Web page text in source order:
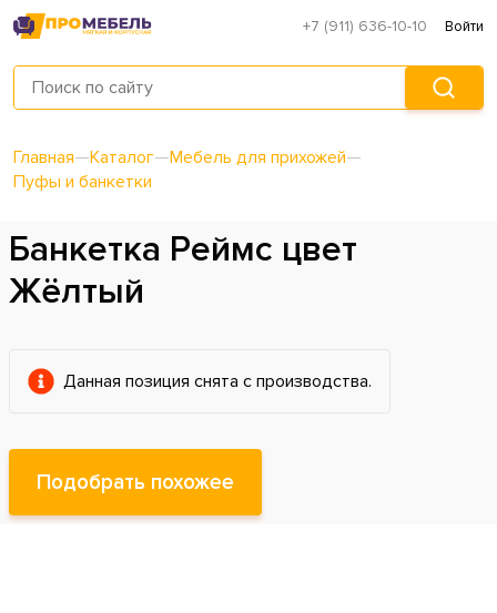
+7 (911) 636-10-10 Войти
Главная—Каталог—Мебель для прихожей—
Пуфы и банкетки
Банкетка Реймс цвет
Жёлтый
Данная позиция снята с производства.
Подобрать похожее